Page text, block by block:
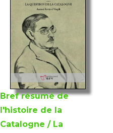
Bref résumé de
l'histoire de la
Catalogne / La